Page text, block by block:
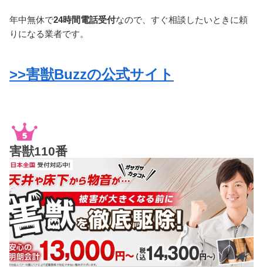
年中無休で24時間電話受付なので、すぐ相談したいときに頼
りになる業者です。
>>害獣Buzzの公式サイト
害獣110番